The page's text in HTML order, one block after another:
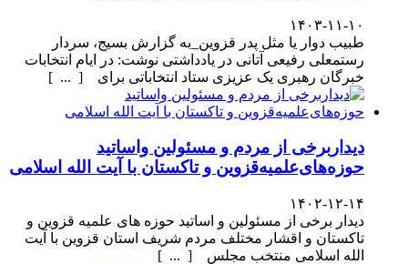
۱۴۰۳-۱۱-۱۰
طبیب دوار یا مثل پدر قزوین_به گزارش بسیج، سردار
رستمعلی رفیعی آتانی در یادداشتی نوشت: در ایام انتخابات
خبرگان رهبری یک عزیزی ستاد انتخاباتی برای [ ... ]
دیداربرخی از مردم و مسئولین واساتید
حوزه‌های‌علمیه‌قزوین و تاکستان با آیت الله اسلامی
۱۴۰۲-۱۲-۱۴
دیدار برخی از مسئولین و اساتید حوزه های علمیه قزوین و
تاکستان و اقشار مختلف مردم شریف استان قزوین با آیت
الله اسلامی منتخب مجلس [ ... ]